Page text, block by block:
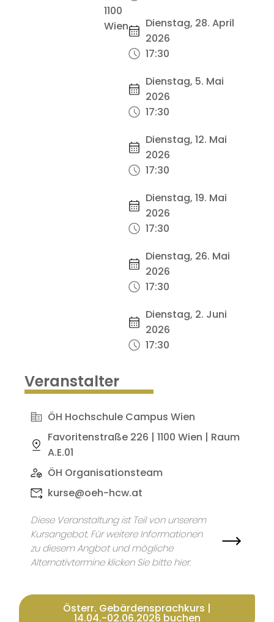
1100
Wien
Dienstag, 28. April
2026
17:30
Dienstag, 5. Mai
2026
17:30
Dienstag, 12. Mai
2026
17:30
Dienstag, 19. Mai
2026
17:30
Dienstag, 26. Mai
2026
17:30
Dienstag, 2. Juni
2026
17:30
Veranstalter
ÖH Hochschule Campus Wien
Favoritenstraße 226 | 1100 Wien | Raum
A.E.01
ÖH Organisationsteam
kurse@oeh-hcw.at
Diese Veranstaltung ist Teil von unserem
Kursangebot. Für weitere Informationen
zu diesem Angbot und mögliche
Alternativtermine klicken Sie bitte hier.
Österr. Gebärdensprachkurs |
14.04.-02.06.2026 buchen